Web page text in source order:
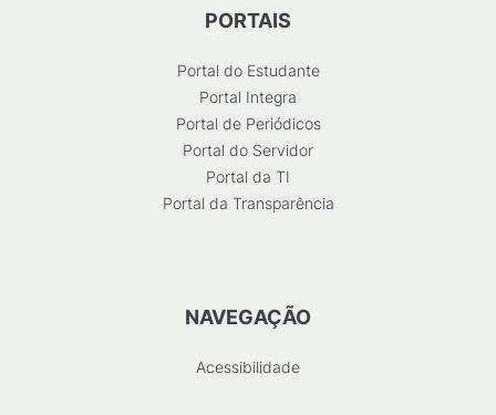
PORTAIS
Portal do Estudante
Portal Integra
Portal de Periódicos
Portal do Servidor
Portal da TI
Portal da Transparência
NAVEGAÇÃO
Acessibilidade